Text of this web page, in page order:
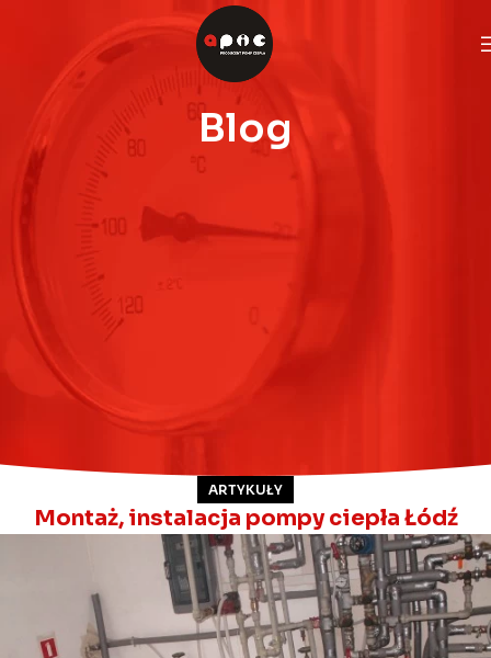
Blog
ARTYKUŁY
Montaż, instalacja pompy ciepła Łódź